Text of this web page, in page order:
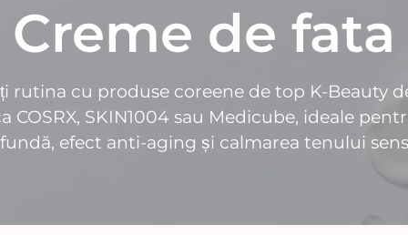
Creme de fata
rutina cu produse coreene de top K-Beauty
COSRX, SKIN1004 sau Medicube, ideale
efect anti-aging și calmarea tenului